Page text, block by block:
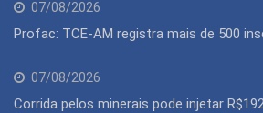
07/08/2026
Profac: TCE-AM registra mais de 500
07/08/2026
Corrida pelos minerais pode injetar